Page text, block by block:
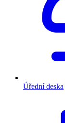
Úřední deska